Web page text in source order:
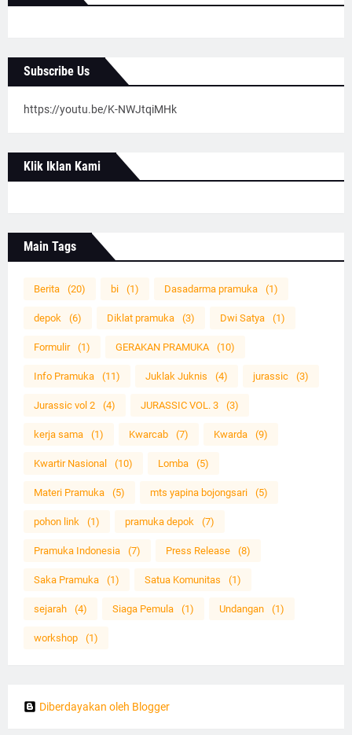
Subscribe Us
https://youtu.be/K-NWJtqiMHk
Klik Iklan Kami
Main Tags
Berita (20) bi (1) Dasadarma pramuka (1)
depok (6) Diklat pramuka (3) Dwi Satya (1)
Formulir (1) GERAKAN PRAMUKA (10)
Info Pramuka (11) Juklak Juknis (4) jurassic (3)
Jurassic vol 2 (4) JURASSIC VOL. 3 (3)
kerja sama (1) Kwarcab (7) Kwarda (9)
Kwartir Nasional (10) Lomba (5)
Materi Pramuka (5) mts yapina bojongsari (5)
pohon link (1) pramuka depok (7)
Pramuka Indonesia (7) Press Release (8)
Saka Pramuka (1) Satua Komunitas (1)
sejarah (4) Siaga Pemula (1) Undangan (1)
workshop (1)
Diberdayakan oleh Blogger